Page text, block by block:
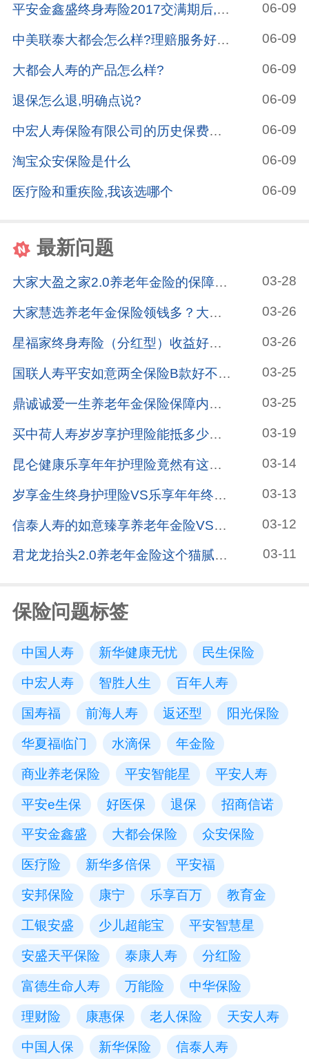
平安金鑫盛终身寿险2017交满期后,哪种险种作为养老金? 06-09
中美联泰大都会怎么样?理赔服务好不好? 06-09
大都会人寿的产品怎么样? 06-09
退保怎么退,明确点说? 06-09
中宏人寿保险有限公司的历史保费规模 06-09
淘宝众安保险是什么 06-09
医疗险和重疾险,我该选哪个 06-09
最新问题
大家大盈之家2.0养老年金险的保障内容有哪些？大家大盈之家2.0养老年金险适合给6570岁的人买吗？一文分析！ 03-28
大家慧选养老年金保险领钱多？大家慧选养老年金保险保障好？注意它适合这些人投保！ 03-26
星福家终身寿险（分红型）收益好不好呢？用孩子的压岁钱投保进行理财怎么样？ 03-26
国联人寿平安如意两全保险B款好不好？国联人寿平安如意两全保险B款值得入手吗？看看买过的人怎么说！ 03-25
鼎诚诚爱一生养老年金保险保障内容是什么？鼎诚诚爱一生养老年金保险有哪些优缺点？这篇文章告诉你！ 03-25
买中荷人寿岁岁享护理险能抵多少税？买越多抵税越多吗？ 03-19
昆仑健康乐享年年护理险竟然有这样的暗坑，连保险公司都没发现 03-14
岁享金生终身护理险VS乐享年年终身护理险，有什么区别？哪款更值得买？ 03-13
信泰人寿的如意臻享养老年金险VS信泰如意致享养老年金险，有哪些区别？哪个更值得买？ 03-12
君龙龙抬头2.0养老年金险这个猫腻不得不看，小心买亏了 03-11
保险问题标签
中国人寿 新华健康无忧 民生保险
中宏人寿 智胜人生 百年人寿
国寿福 前海人寿 返还型 阳光保险
华夏福临门 水滴保 年金险
商业养老保险 平安智能星 平安人寿
平安e生保 好医保 退保 招商信诺
平安金鑫盛 大都会保险 众安保险
医疗险 新华多倍保 平安福
安邦保险 康宁 乐享百万 教育金
工银安盛 少儿超能宝 平安智慧星
安盛天平保险 泰康人寿 分红险
富德生命人寿 万能险 中华保险
理财险 康惠保 老人保险 天安人寿
中国人保 新华保险 信泰人寿